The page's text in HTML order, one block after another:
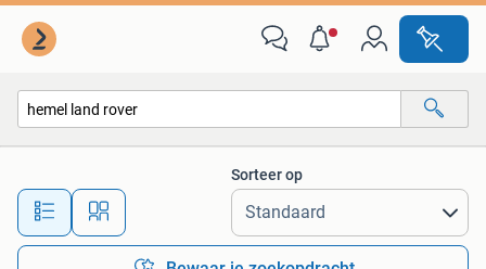
Alle afstanden…
Sorteer op